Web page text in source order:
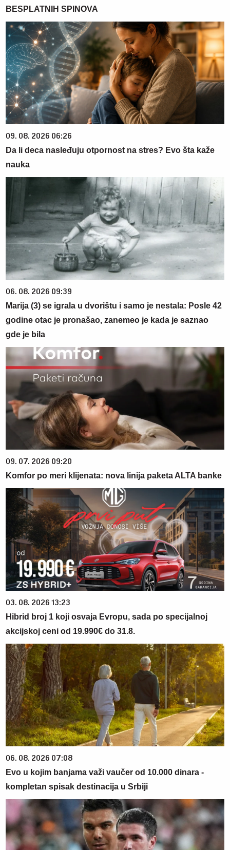
BESPLATNIH SPINOVA
09. 08. 2026 06:26
Da li deca nasleđuju otpornost na stres? Evo šta kaže
nauka
06. 08. 2026 09:39
Marija (3) se igrala u dvorištu i samo je nestala: Posle 42
godine otac je pronašao, zanemeo je kada je saznao
gde je bila
09. 07. 2026 09:20
Komfor po meri klijenata: nova linija paketa ALTA banke
03. 08. 2026 13:23
Hibrid broj 1 koji osvaja Evropu, sada po specijalnoj
akcijskoj ceni od 19.990€ do 31.8.
06. 08. 2026 07:08
Evo u kojim banjama važi vaučer od 10.000 dinara -
kompletan spisak destinacija u Srbiji